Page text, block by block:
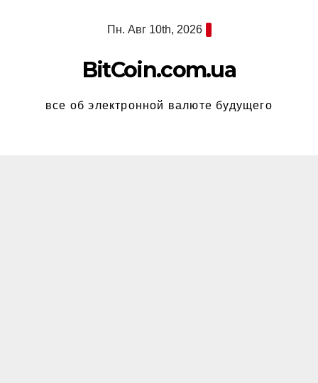
Пн. Авг 10th, 2026
BitCoin.com.ua
все об электронной валюте будущего